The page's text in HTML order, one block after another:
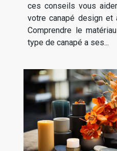
ces conseils vous
votre canapé design et
Comprendre le
type de canapé a ses...